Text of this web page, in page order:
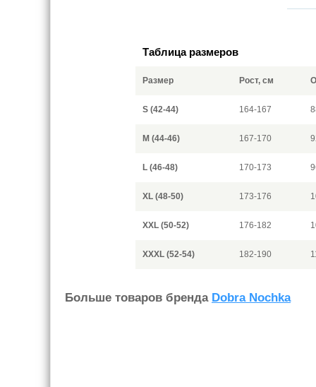
Таблица размеров
Размер Рост, см
S (42-44) 164-167
M (44-46) 167-170
L (46-48) 170-173
XL (48-50) 173-176
XXL (50-52) 176-182
XXXL (52-54) 182-190
Больше товаров бренда Dobra Nochka